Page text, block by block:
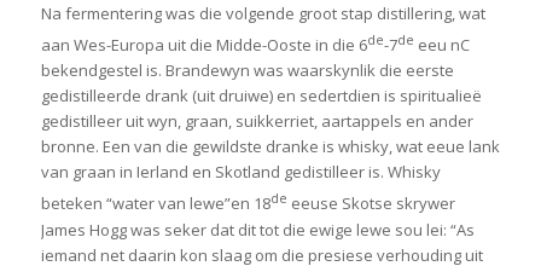
Na fermentering was die volgende groot stap distillering, wat
aan Wes-Europa uit die Midde-Ooste in die 6de-7de eeu nC
bekendgestel is. Brandewyn was waarskynlik die eerste
gedistilleerde drank (uit druiwe) en sedertdien is spiritualieë
gedistilleer uit wyn, graan, suikkerriet, aartappels en ander
bronne. Een van die gewildste dranke is whisky, wat eeue lank
van graan in Ierland en Skotland gedistilleer is. Whisky
beteken “water van lewe”en 18de eeuse Skotse skrywer
James Hogg was seker dat dit tot die ewige lewe sou lei: “As
iemand net daarin kon slaag om die presiese verhouding uit